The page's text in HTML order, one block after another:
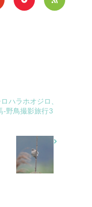
ハラホオジロ、
-野鳥撮影旅行3